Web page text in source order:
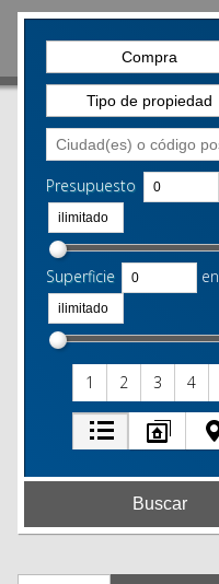
Compra
Tipo de propiedad
Presupuesto
Superficie en
1 2 3 4